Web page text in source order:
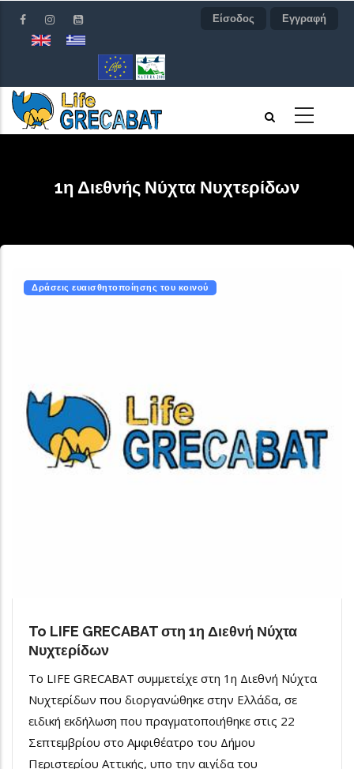
προς
περιεχόμενο
Είσοδος Εγγραφή
1η Διεθνής Νύχτα Νυχτερίδων
Δράσεις ευαισθητοποίησης του κοινού
To LIFE GRECABAT στη 1η Διεθνή Νύχτα
Νυχτερίδων
To LIFE GRECABAT συμμετείχε στη 1η Διεθνή Νύχτα
Νυχτερίδων που διοργανώθηκε στην Ελλάδα, σε
ειδική εκδήλωση που πραγματοποιήθηκε στις 22
Σεπτεμβρίου στο Αμφιθέατρο του Δήμου
Περιστερίου Αττικής, υπο την αιγίδα του